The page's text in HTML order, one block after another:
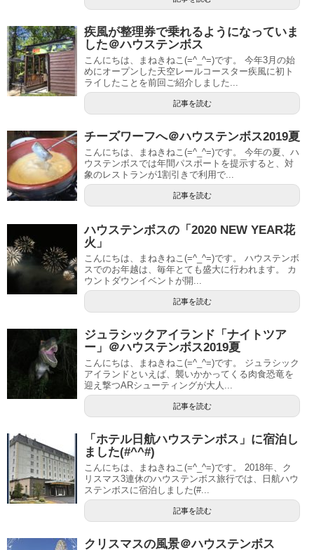
疾風が整理券で乗れるようになっていま
した＠ハウステンボス
こんにちは、まねきねこ(=^_^=)です。 今年3月の始
めにオープンした天空レールコースター疾風に初ト
ライしたことを前回ご紹介しました...
記事を読む
チーズワーフへ＠ハウステンボス2019夏
こんにちは、まねきねこ(=^_^=)です。 今年の夏、ハ
ウステンボスでは年間パスポートを提示すると、対
象のレストランが1割引きで利用で...
記事を読む
ハウステンボスの「2020 NEW YEAR花
火」
こんにちは、まねきねこ(=^_^=)です。 ハウステンボ
スでのお年越は、毎年とても盛大に行われます。 カ
ウントダウンイベントが開...
記事を読む
ジュラシックアイランド「ナイトツア
ー」＠ハウステンボス2019夏
こんにちは、まねきねこ(=^_^=)です。 ジュラシック
アイランドといえば、襲いかかってくる肉食恐竜を
迎え撃つARシューティングが大人...
記事を読む
「ホテル日航ハウステンボス」に宿泊し
ました(#^^#)
こんにちは、まねきねこ(=^_^=)です。 2018年、ク
リスマス3連休のハウステンボス旅行では、日航ハウ
ステンボスに宿泊しました(#...
記事を読む
クリスマスの風景＠ハウステンボス